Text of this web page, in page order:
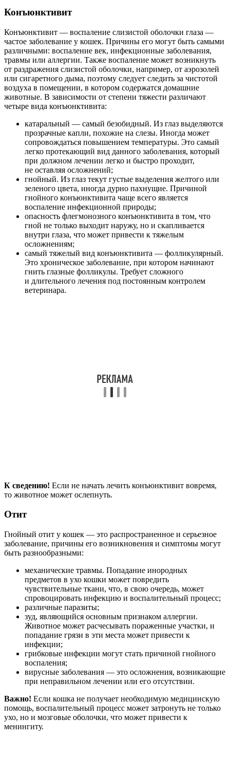
Конъюнктивит
Конъюнктивит — воспаление слизистой оболочки глаза —
частое заболевание у кошек. Причины его могут быть самыми
различными: воспаление век, инфекционные заболевания,
травмы или аллергии. Также воспаление может возникнуть
от раздражения слизистой оболочки, например, от аэрозолей
или сигаретного дыма, поэтому следует следить за чистотой
воздуха в помещении, в котором содержатся домашние
животные. В зависимости от степени тяжести различают
четыре вида конъюнктивита:
катаральный — самый безобидный. Из глаз выделяются
прозрачные капли, похожие на слезы. Иногда может
сопровождаться повышением температуры. Это самый
легко протекающий вид данного заболевания, который
при должном лечении легко и быстро проходит,
не оставляя осложнений;
гнойный. Из глаз текут густые выделения желтого или
зеленого цвета, иногда дурно пахнущие. Причиной
гнойного конъюнктивита чаще всего является
воспаление инфекционной природы;
опасность флегмонозного конъюнктивита в том, что
гной не только выходит наружу, но и скапливается
внутри глаза, что может привести к тяжелым
осложнениям;
самый тяжелый вид конъюнктивита — фолликулярный.
Это хроническое заболевание, при котором начинают
гнить глазные фолликулы. Требует сложного
и длительного лечения под постоянным контролем
ветеринара.
К сведению! Если не начать лечить конъюнктивит вовремя,
то животное может ослепнуть.
Отит
Гнойный отит у кошек — это распространенное и серьезное
заболевание, причины его возникновения и симптомы могут
быть разнообразными:
механические травмы. Попадание инородных
предметов в ухо кошки может повредить
чувствительные ткани, что, в свою очередь, может
спровоцировать инфекцию и воспалительный процесс;
различные паразиты;
зуд, являющийся основным признаком аллергии.
Животное может расчесывать пораженные участки, и
попадание грязи в эти места может привести к
инфекции;
грибковые инфекции могут стать причиной гнойного
воспаления;
вирусные заболевания — это осложнения, возникающие
при неправильном лечении или его отсутствии.
Важно! Если кошка не получает необходимую медицинскую
помощь, воспалительный процесс может затронуть не только
ухо, но и мозговые оболочки, что может привести к
менингиту.